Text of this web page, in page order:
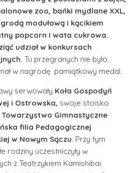
zoo, bańki mydlane XXL,
modułową i kącikiem
popcorn i wata cukrowa.
udział w konkursach
Tu przegranych nie było.
w nagrodę pamiątkowy medal.
serwowały Koła Gospodyń
i Ostrowska, swoje stoisko
Towarzystwo Gimnastyczne
filia Pedagogicznej
w Nowym Sączu. Przy tym
rodziny uczestniczyły w
z Teatrzykiem Kamishibai.